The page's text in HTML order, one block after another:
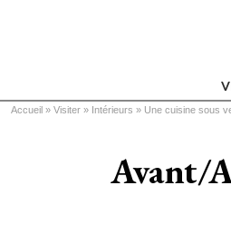
Vous êtes ici
Accueil » Visiter » Intérieurs » Une cuisine sous
Avant/